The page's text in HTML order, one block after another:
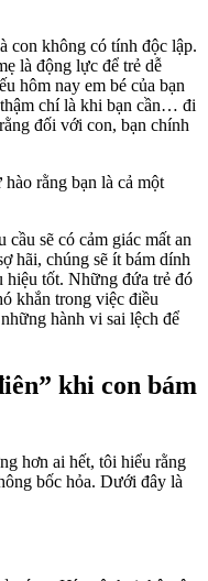
con không có tính độc lập.
là động lực để trẻ dễ
hôm nay em bé của bạn
chí là khi bạn cần… đi
đối với con, bạn chính
rằng bạn là cả một
sẽ có cảm giác mất an
hãi, chúng sẽ ít bám dính
hiệu tốt. Những đứa trẻ đó
khắn trong việc điều
hành vi sai lệch để
khi con bám
hơn ai hết, tôi hiểu rằng
bốc hỏa. Dưới đây là